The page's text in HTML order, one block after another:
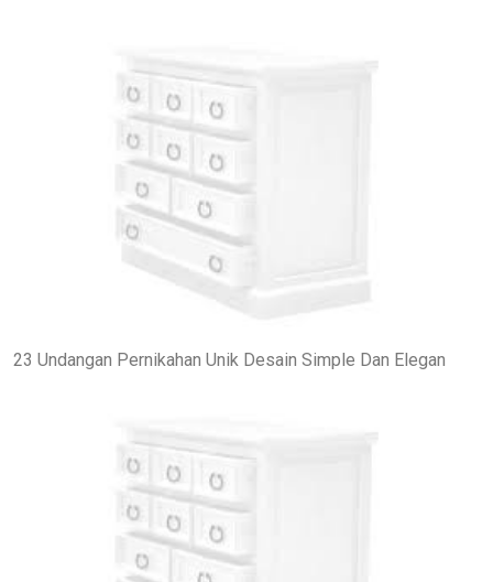
23 Undangan Pernikahan Unik Desain Simple Dan Elegan